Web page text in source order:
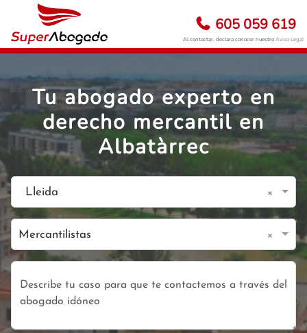
605 059 619
Al contactar, declara conocer nuestroAviso Legal
Tu abogado experto en
derecho mercantil en
Albatàrrec
Lleida ×
Mercantilistas ×